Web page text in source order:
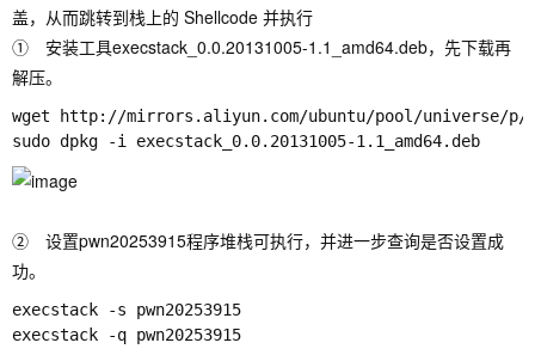
盖，从而跳转到栈上的 Shellcode 并执行
① 安装工具execstack_0.0.20131005-1.1_amd64.deb，先下载再
解压。
wget http://mirrors.aliyun.com/ubuntu/pool/universe/p/
② 设置pwn20253915程序堆栈可执行，并进一步查询是否设置成
功。
execstack -s pwn20253915